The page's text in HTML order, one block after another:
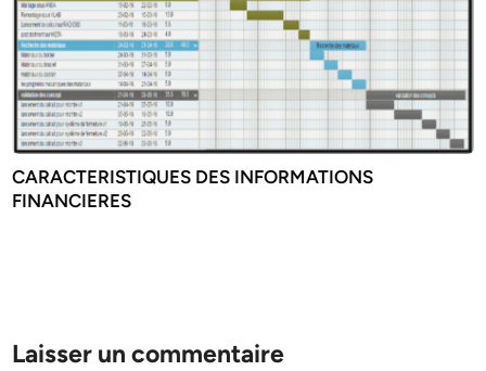
CARACTERISTIQUES DES INFORMATIONS
FINANCIERES
Laisser un commentaire